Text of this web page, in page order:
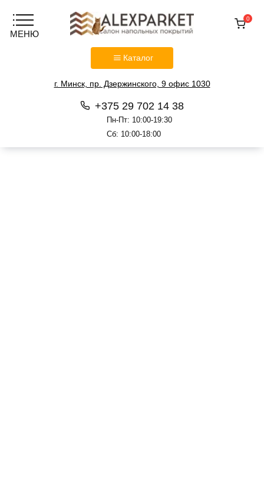
Каталог
г. Минск, пр. Дзержинского, 9 офис 1030
+375 29 702 14 38
Пн-Пт: 10:00-19:30
Сб: 10:00-18:00
0